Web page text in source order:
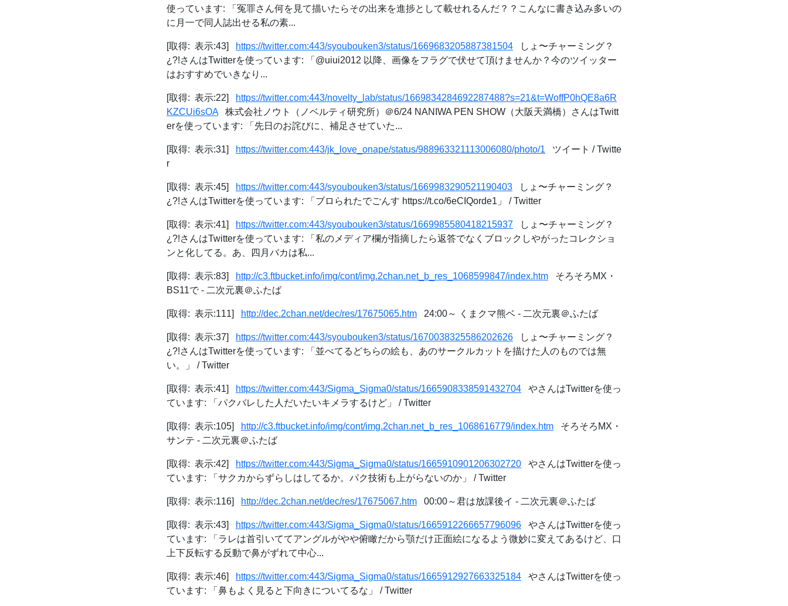
使っています: 「冤罪さん何を見て描いたらその出来を進捗として載せれるんだ？？こんなに書き込み多いの
に月一で同人誌出せる私の素...
[取得: 表示:43] https://twitter.com:443/syoubouken3/status/1669683205887381504 しょ〜チャーミング？
¿?!さんはTwitterを使っています: 「@uiui2012 以降、画像をフラグで伏せて頂けませんか？今のツイッター
はおすすめでいきなり...
[取得: 表示:22]
https://twitter.com:443/novelty_lab/status/1669834284692287488?s=21&t=WoffP0hQE8a6R
KZCUi6sOA株式会社ノウト（ノベルティ研究所）＠6/24 NANIWA PEN SHOW（大阪天満橋）さんはTwitt
erを使っています: 「先日のお詫びに、補足させていた...
[取得: 表示:31] https://twitter.com:443/jk_love_onape/status/988963321113006080/photo/1 ツイート / Twitte
r
[取得: 表示:45] https://twitter.com:443/syoubouken3/status/1669983290521190403 しょ〜チャーミング？
¿?!さんはTwitterを使っています: 「ブロられたでごんす https://t.co/6eCIQorde1」 / Twitter
[取得: 表示:41] https://twitter.com:443/syoubouken3/status/1669985580418215937 しょ〜チャーミング？
¿?!さんはTwitterを使っています: 「私のメディア欄が指摘したら返答でなくブロックしやがったコレクショ
ンと化してる。あ、四月バカは私...
[取得: 表示:83] http://c3.ftbucket.info/img/cont/img.2chan.net_b_res_1068599847/index.htm そろそろMX・
BS11で - 二次元裏＠ふたば
[取得: 表示:111] http://dec.2chan.net/dec/res/17675065.htm 24:00～ くまクマ熊ベ - 二次元裏＠ふたば
[取得: 表示:37] https://twitter.com:443/syoubouken3/status/1670038325586202626 しょ〜チャーミング？
¿?!さんはTwitterを使っています: 「並べてるどちらの絵も、あのサークルカットを描けた人のものでは無
い。」 / Twitter
[取得: 表示:41] https://twitter.com:443/Sigma_Sigma0/status/1665908338591432704 やさんはTwitterを使っ
ています: 「パクバレした人だいたいキメラするけど」 / Twitter
[取得: 表示:105] http://c3.ftbucket.info/img/cont/img.2chan.net_b_res_1068616779/index.htm そろそろMX・
サンテ - 二次元裏＠ふたば
[取得: 表示:42] https://twitter.com:443/Sigma_Sigma0/status/1665910901206302720 やさんはTwitterを使っ
ています: 「サクカからずらしはしてるか。パク技術も上がらないのか」 / Twitter
[取得: 表示:116] http://dec.2chan.net/dec/res/17675067.htm 00:00～君は放課後イ - 二次元裏＠ふたば
[取得: 表示:43] https://twitter.com:443/Sigma_Sigma0/status/1665912266657796096 やさんはTwitterを使っ
ています: 「ラレは首引いててアングルがやや俯瞰だから顎だけ正面絵になるよう微妙に変えてあるけど、口
上下反転する反動で鼻がずれて中心...
[取得: 表示:46] https://twitter.com:443/Sigma_Sigma0/status/1665912927663325184 やさんはTwitterを使っ
ています: 「鼻もよく見ると下向きについてるな」 / Twitter